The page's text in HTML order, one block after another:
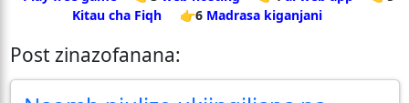
Kitau cha Fiqh
👉6 Madrasa kiganjani
Post zinazofanana: